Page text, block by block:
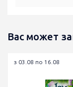
Вас может
з 03.08 по 16.08